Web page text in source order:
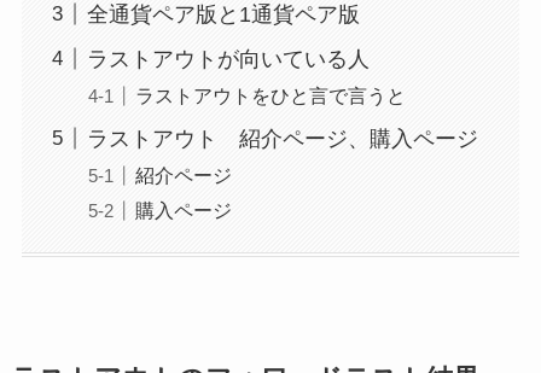
全通貨ペア版と1通貨ペア版
ラストアウトが向いている人
ラストアウトをひと言で言うと
ラストアウト 紹介ページ、購入ページ
紹介ページ
購入ページ